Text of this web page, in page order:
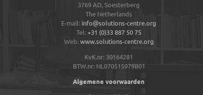
3769 AD,Soesterberg
The Netherlands
E-mail: info@solutions-centre.org
Tel:+31 (0)33 887 50 75
Web:www.solutions-centre.org
KvK.nr: 30164281
BTW.nr: NL070515979B01
Algemene voorwaarden